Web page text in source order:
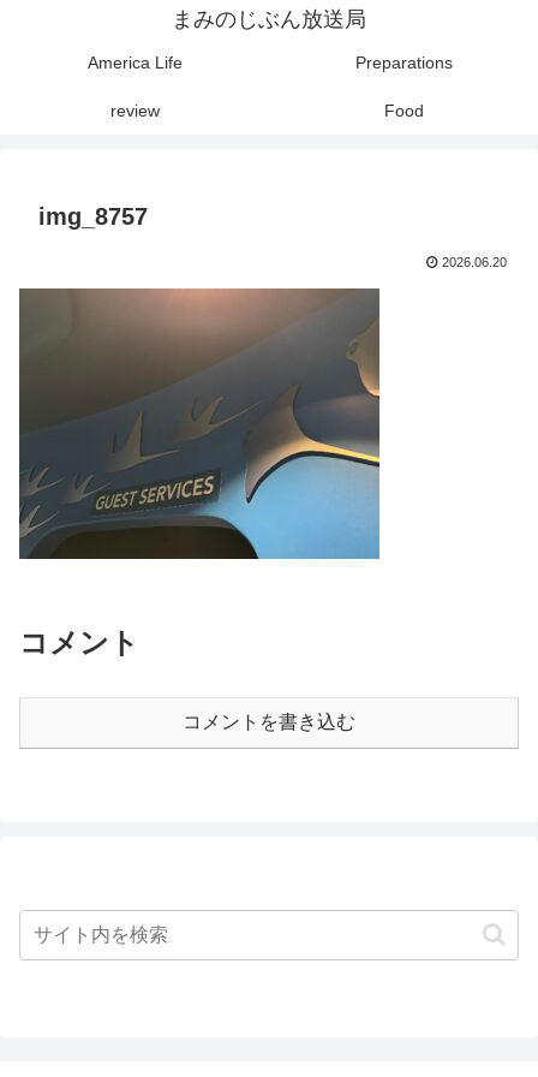
まみのじぶん放送局
America Life Preparations
review Food
img_8757
2026.06.20
コメント
コメントを書き込む